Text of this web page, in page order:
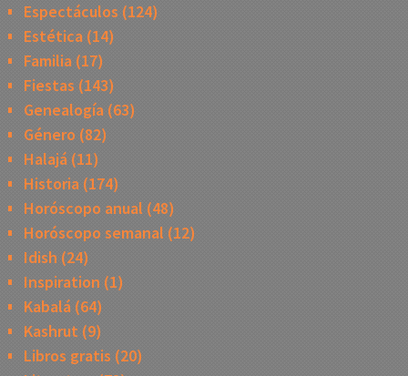
Espectáculos (124)
Estética(14)
Familia(17)
Fiestas (143)
Genealogía(63)
Género (82)
Halajá(11)
Historia(174)
Horóscopo anual (48)
Horóscopo semanal (12)
Idish (24)
Inspiration (1)
Kabalá(64)
Kashrut (9)
Libros gratis (20)